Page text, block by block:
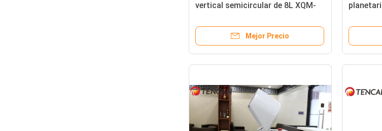
vertical semicircular de 8L XQM-
Mejor Precio
nano